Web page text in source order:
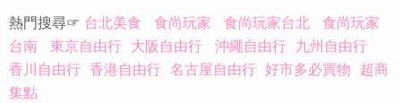
熱門搜尋☞ 台北美食 食尚玩家 食尚玩家台北
食尚玩家
台南
東京自由行 大阪自由行 沖繩自由行 九州自由行
香川自由行 香港自由行 名古屋自由行 好市多必買物 超商
集點